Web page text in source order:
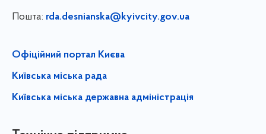
Пошта: rda.desnianska@kyivcity.gov.ua
Офіційний портал Києва
Київська міська рада
Київська міська державна адміністрація